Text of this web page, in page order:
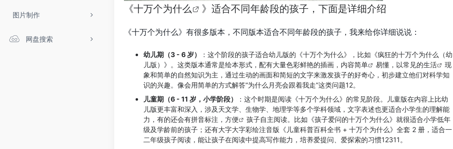
图片制作
网盘搜索
《十万个为什么 》适合不同年龄段的孩子，下面是详细介绍
《十万个为什么》有很多版本，不同版本适合不同年龄段的孩子，我来给你详细说说：
幼儿期（3 - 6 岁）
：这个阶段的孩子适合幼儿版的《十万个为什么》，比如《疯狂的十万个为什么（幼
儿版）》。这类版本通常是绘本形式，配有大量色彩鲜艳的插画，内容简单 易懂，以常见的生活
现
象和简单的自然知识为主，通过生动的画面和简短的文字来激发孩子的好奇心，初步建立他们对科学知
识的兴趣。像会用简单的方式解答“为什么月亮会跟着我走”这类问题12。
儿童期（6 - 11 岁，小学阶段）
：这个时期是阅读《十万个为什么》的常见阶段。儿童版在内容上比幼
儿版更丰富和深入，涉及天文学、生物学、地理学等多个学科领域，文字表述也更适合小学生的理解能
力，有的还会有拼音标注， 方便
孩子自主阅读。比如《孩子爱问的十万个为什么》就很适合小学低年
级及学龄前的孩子；还有大字大字彩绘注音版《儿童科普百科全书 + 十万个为什么》全套 2 册，适合一
二年级孩子阅读，能让孩子在阅读中提高写作能力，培养爱提问、爱探索的习惯12311。